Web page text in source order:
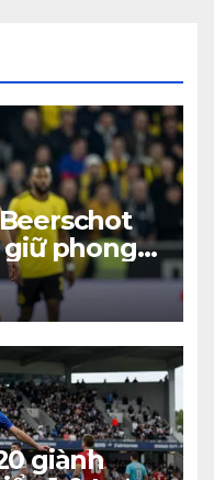
phong
thềm giao
giành